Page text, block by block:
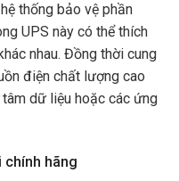
thống bảo vệ phần
UPS này có thể thích
nhau. Đồng thời cung
điện chất lượng cao
dữ liệu hoặc các ứng
chính hãng